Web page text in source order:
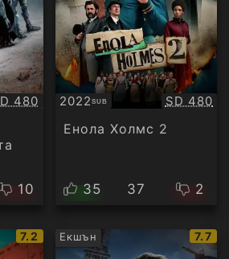
480
10
2022SUB
Субтитри SD 480
Енола Холмс 2
35 37 2
IMDb
рейтинг:
7.2 Екшън
IMDb
7.7